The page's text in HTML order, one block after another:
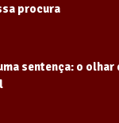
procura
sentença: o